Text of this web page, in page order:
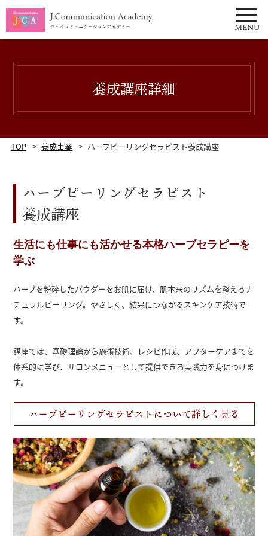
MENU
tel:0333732378
養成講座詳細
TOP 養成事業 ハーブピーリングセラピスト養成講座
ハーブピーリングセラピスト
養成講座
生活にも仕事にも活かせる本格ハーブセラピーを
学ぶ
ハーブを粉砕したパウダーをお肌に届け、肌本来のリズムを整えるナ
チュラルピーリング。やさしく、結果につながるスキンケア技術で
す。
講座では、基礎理論から施術技術、レシピ作成、アフターケアまでを
体系的に学び、サロンメニューとして提供できる実践力を身につけま
す。
ハーブピーリングセラピストについて詳しく見る